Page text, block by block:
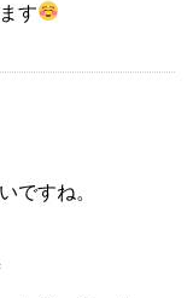
す
ですね。